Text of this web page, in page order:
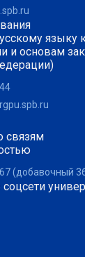
языку
и основам
связям
(добавочный